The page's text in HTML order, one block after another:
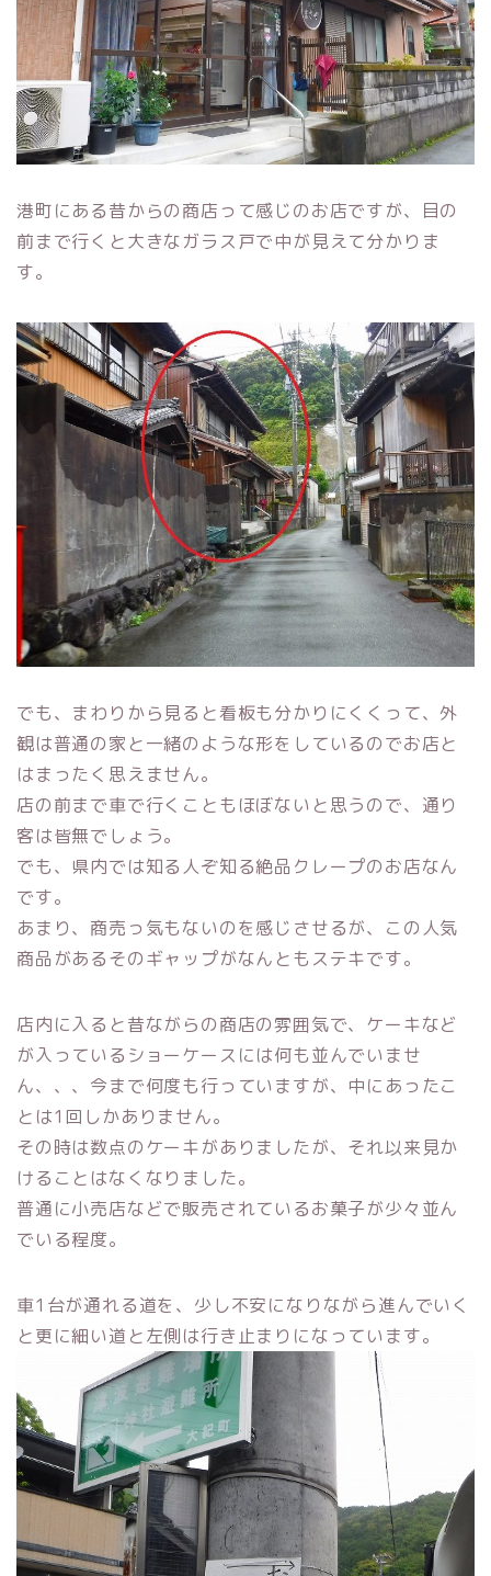
港町にある昔からの商店って感じのお店ですが、目の
前まで行くと大きなガラス戸で中が見えて分かりま
す。
でも、まわりから見ると看板も分かりにくくって、外
観は普通の家と一緒のような形をしているのでお店と
はまったく思えません。
店の前まで車で行くこともほぼないと思うので、通り
客は皆無でしょう。
でも、県内では知る人ぞ知る絶品クレープのお店なん
です。
あまり、商売っ気もないのを感じさせるが、この人気
商品があるそのギャップがなんともステキです。
店内に入ると昔ながらの商店の雰囲気で、ケーキなど
が入っているショーケースには何も並んでいませ
ん、、、今まで何度も行っていますが、中にあったこ
とは1回しかありません。
その時は数点のケーキがありましたが、それ以来見か
けることはなくなりました。
普通に小売店などで販売されているお菓子が少々並ん
でいる程度。
車1台が通れる道を、少し不安になりながら進んでいく
と更に細い道と左側は行き止まりになっています。